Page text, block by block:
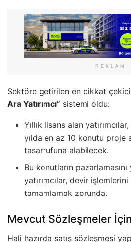
REKLAM
Sektöre getirilen en dikkat
Ara Yatırımcı” sistemi oldu:
Yıllık lisans alan
yılda en az 10 konutu proje
tasarrufuna alabilecek.
Bu konutların
yatırımcılar, devir
tamamlamak zorunda.
Mevcut Sözleşmeler
Hali hazırda satış sözleşmesi